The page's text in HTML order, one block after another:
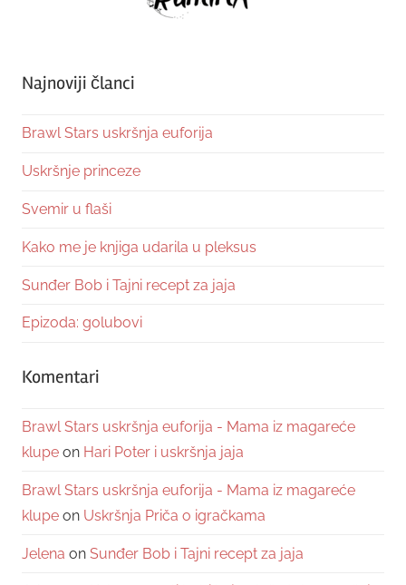
Najnoviji članci
Brawl Stars uskršnja euforija
Uskršnje princeze
Svemir u flaši
Kako me je knjiga udarila u pleksus
Sunđer Bob i Tajni recept za jaja
Epizoda: golubovi
Komentari
Brawl Stars uskršnja euforija - Mama iz magareće
klupe on Hari Poter i uskršnja jaja
Brawl Stars uskršnja euforija - Mama iz magareće
klupe on Uskršnja Priča o igračkama
Jelena on Sunđer Bob i Tajni recept za jaja